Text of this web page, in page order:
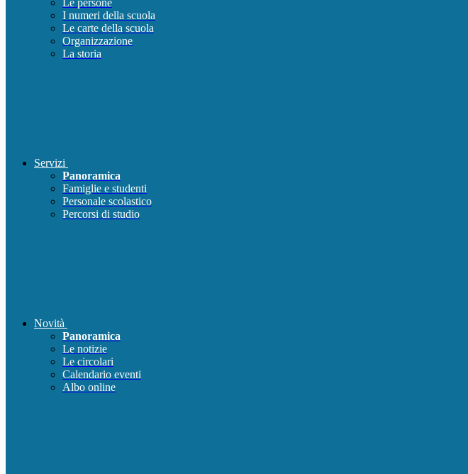
Le persone
I numeri della scuola
Le carte della scuola
Organizzazione
La storia
Servizi
Panoramica
Famiglie e studenti
Personale scolastico
Percorsi di studio
Novità
Panoramica
Le notizie
Le circolari
Calendario eventi
Albo online